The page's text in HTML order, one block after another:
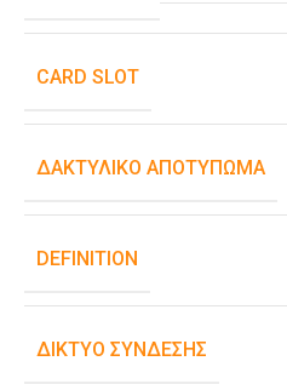
CARD SLOT
ΔΑΚΤΥΛΙΚΌ ΑΠΟΤΎΠΩΜΑ
DEFINITION
ΔΊΚΤΥΟ ΣΎΝΔΕΣΗΣ